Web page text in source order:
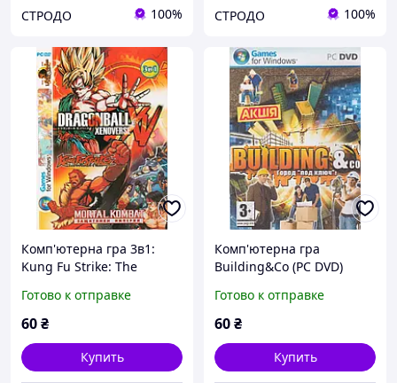
СТРОДО 100% СТРОДО 100%
Комп'ютерна гра 3в1:
Kung Fu Strike: The
Kombat. Dragon Ball
Xenoverse (PC DVD)
Готово к отправке
60₴
Купить
Комп'ютерна гра
Building&Co (PC DVD)
Готово к отправке
60₴
Купить